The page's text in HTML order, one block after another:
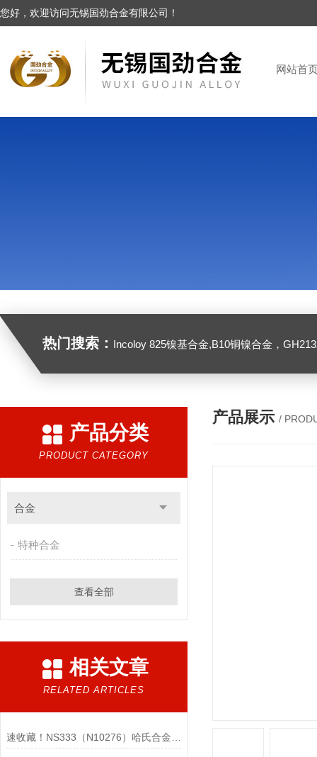
您好，欢迎访问无锡国劲合金有限公司！
网站首
热门搜索： Incoloy 825镍基合金,B10铜镍合金，GH2132高温合金，C276
产品分类
PRODUCT CATEGORY
合金
特种合金
查看全部
相关文章
RELATED ARTICLES
产品展示 /